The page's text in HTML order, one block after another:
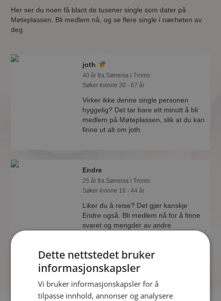
Her ser du noen få blant de tusener single som dater på
Møteplassen. Bli medlem nå, og se flere single i nærheten av
deg.
joth
40 år fra Sørreisa i Troms
Søker kvinne 30 - 67 år
Virker ikke denne single personen
hyggelig? Det tar bare ett minutt å bli
medlem på Møteplassen, slik at du kan
finne ut alt om joth.
Endre
25 år fra Sørreisa i Troms
Søker kvinne 18 - 44 år
Liker du å reise? Det gjør kanskje
Endre også. Bli medlem nå for å finne
svaret og mengder av andre
Dette nettstedet bruker
informasjonskapsler
Vi bruker informasjonskapsler for å
tilpasse innhold, annonser og analysere